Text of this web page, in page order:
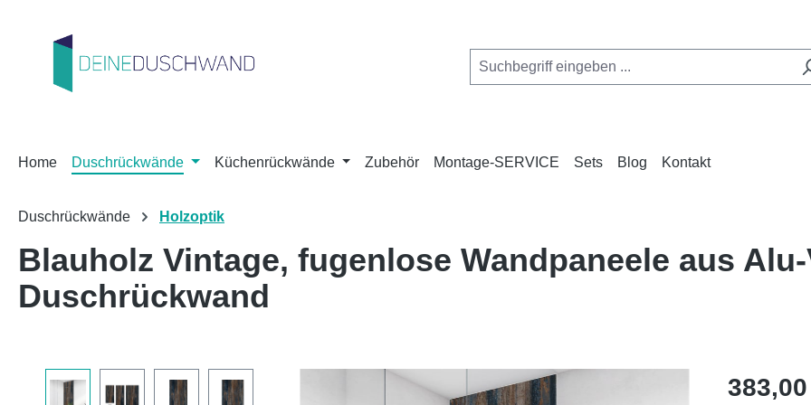
Home Duschrückwände Küchenrückwände Zubehör Montage-SERVICE Sets Blog Kontakt
Duschrückwände Holzoptik
Blauholz Vintage, fugenlose Wandpaneele aus
Duschrückwand
Regulärer